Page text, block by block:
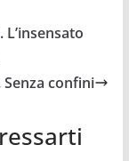
Senza confini